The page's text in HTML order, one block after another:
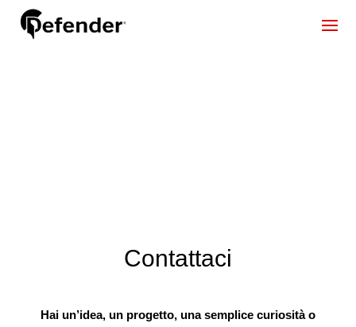
Contattaci
Hai un’idea, un progetto, una semplice curiosità o